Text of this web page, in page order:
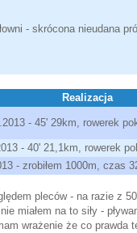
- skrócona nieudana
Realizacja
- 45' 29km, rowerek
- 40' 21,1km, rowerek
- zrobiłem 1000m, czas
pleców - na razie z
miałem na to siły -
wrażenie że co prawda